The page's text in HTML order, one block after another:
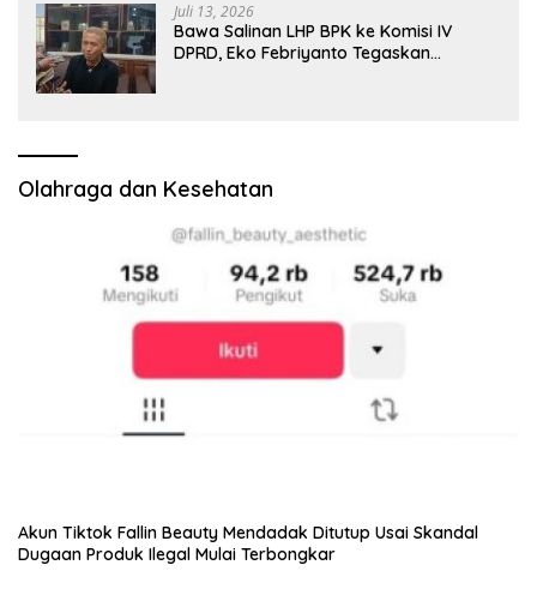
Juli 13, 2026
Bawa Salinan LHP BPK ke Komisi IV
DPRD, Eko Febriyanto Tegaskan
Olahraga dan Kesehatan
Akun Tiktok Fallin Beauty Mendadak Ditutup Usai Skandal
Dugaan Produk Ilegal Mulai Terbongkar